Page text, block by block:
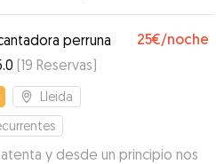
sempre ha estat constant!”
perruna 25€/noche
(19 Reservas)
Lleida
y desde un principio nos